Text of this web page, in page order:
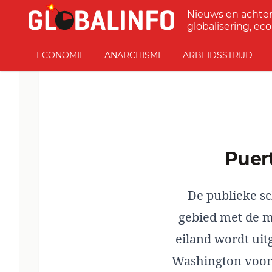
Ga naar de inhoud
GLOBALINFO
Nieuws en
globalisering,
ECONOMIE ANARCHISME ARBEIDSSTRIJD
De publieke
gebied met de
eiland wordt
Washington